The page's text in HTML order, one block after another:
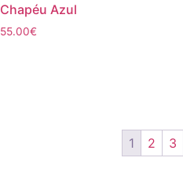
Chapéu Azul
55.00€
1 2 3